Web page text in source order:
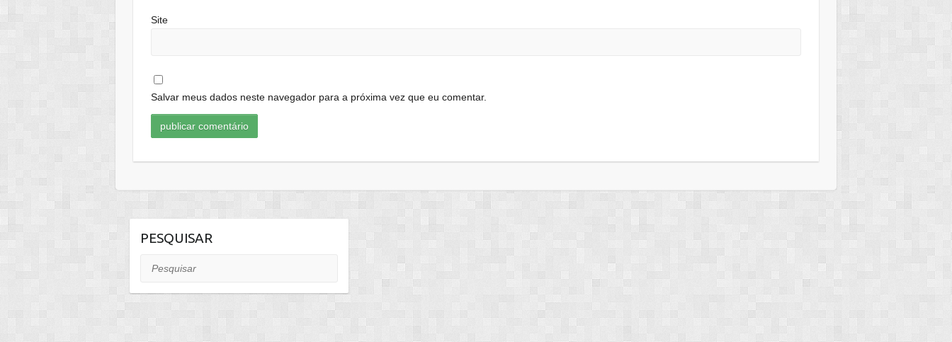
Site
Salvar meus dados neste navegador para a próxima vez que eu comentar.
PESQUISAR
Pesquisar